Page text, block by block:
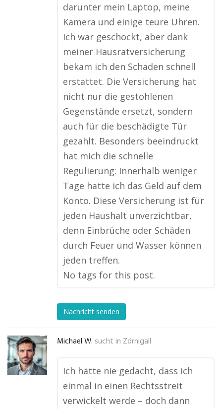
darunter mein Laptop, meine
Kamera und einige teure Uhren.
Ich war geschockt, aber dank
meiner Hausratversicherung
bekam ich den Schaden schnell
erstattet. Die Versicherung hat
nicht nur die gestohlenen
Gegenstände ersetzt, sondern
auch für die beschädigte Tür
gezahlt. Besonders beeindruckt
hat mich die schnelle
Regulierung: Innerhalb weniger
Tage hatte ich das Geld auf dem
Konto. Diese Versicherung ist für
jeden Haushalt unverzichtbar,
denn Einbrüche oder Schäden
durch Feuer und Wasser können
jeden treffen.
No tags for this post.
Nachricht senden
Michael W. sucht in Zörnigall
Ich hätte nie gedacht, dass ich
einmal in einen Rechtsstreit
verwickelt werde – doch dann